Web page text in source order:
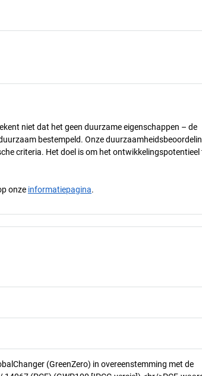
niet dat het geen duurzame eigenschappen – de
bestempeld. Onze
criteria. Het doel is om het ontwikkelingspotentieel
onze informatiepagina.
(GreenZero) in overeenstemming met de